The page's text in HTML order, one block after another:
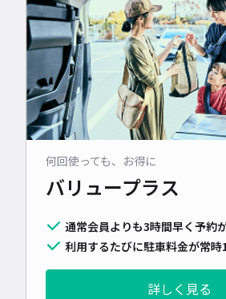
何回使っても、お得に
バリュープラス
通常会員よりも3時間早く予約
利用するたびに駐車料金が常
詳しく見る